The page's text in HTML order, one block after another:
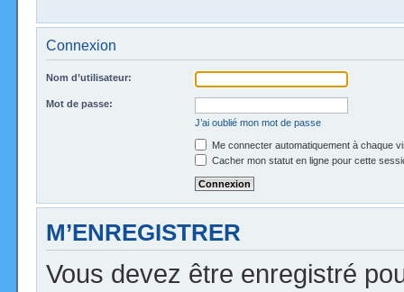
Connexion
Nom d’utilisateur:
Mot de passe:
J’ai oublié mon mot de passe
Me connecter automatiquement à chaque
Cacher mon statut en ligne pour cette
M’ENREGISTRER
Vous devez être enregistré